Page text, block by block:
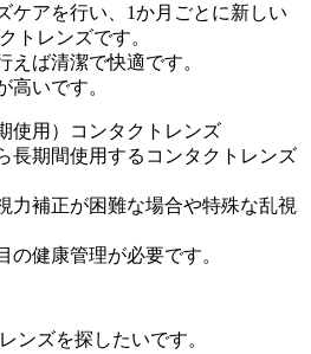
ケアを行い、1か月ごとに新しい
トレンズです。
えば清潔で快適です。
高いです。
使用）コンタクトレンズ
長期間使用するコンタクトレンズ
力補正が困難な場合や特殊な乱視
の健康管理が必要です。
ンズを探したいです。